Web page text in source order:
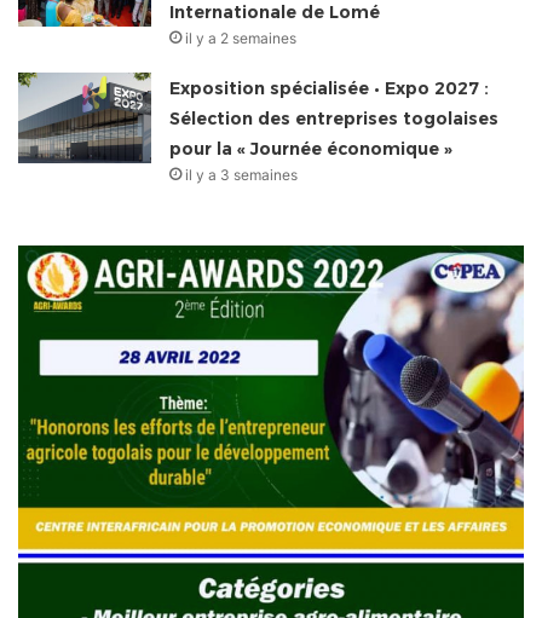
Internationale de Lomé
il y a 2 semaines
Exposition spécialisée • Expo 2027 :
Sélection des entreprises togolaises
pour la « Journée économique »
il y a 3 semaines